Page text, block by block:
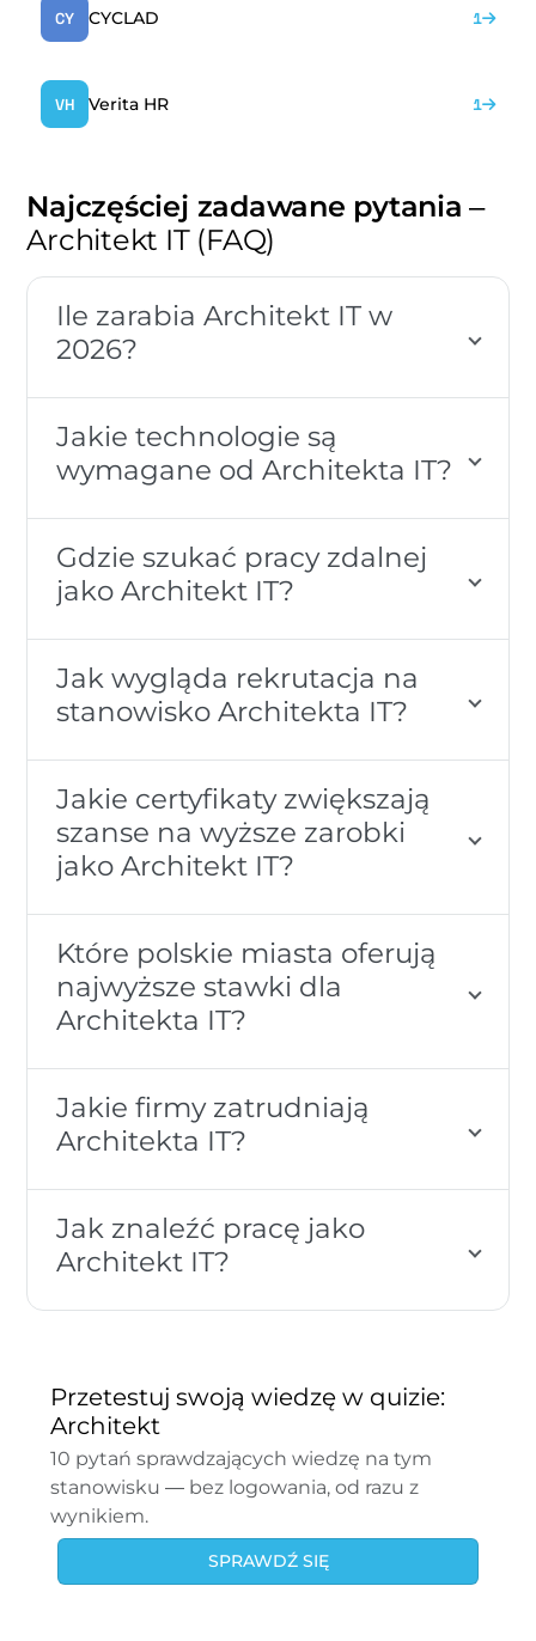
CY CYCLAD 1
VH Verita HR 1
Najczęściej zadawane pytania –
Architekt IT (FAQ)
Ile zarabia Architekt IT w
2026?
Jakie technologie są
wymagane od Architekta IT?
Gdzie szukać pracy zdalnej
jako Architekt IT?
Jak wygląda rekrutacja na
stanowisko Architekta IT?
Jakie certyfikaty zwiększają
szanse na wyższe zarobki
jako Architekt IT?
Które polskie miasta oferują
najwyższe stawki dla
Architekta IT?
Jakie firmy zatrudniają
Architekta IT?
Jak znaleźć pracę jako
Architekt IT?
Przetestuj swoją wiedzę w quizie:
Architekt
10 pytań sprawdzających wiedzę na tym
stanowisku — bez logowania, od razu z
wynikiem.
SPRAWDŹ SIĘ